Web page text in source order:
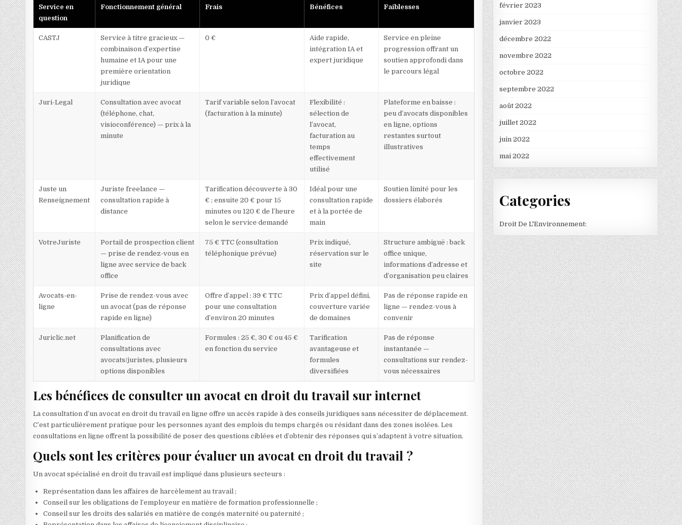
Service en
question
Fonctionnement général Frais Bénéfices Faiblesses
CASTJ
Service à titre gracieux —
combinaison d’expertise
humaine et IA pour une
première orientation
juridique
0 €
Aide rapide,
intégration IA et
expert juridique
Service en pleine
progression offrant un
soutien approfondi dans
le parcours légal
Juri-Legal
Consultation avec avocat
(téléphone, chat,
visioconférence) — prix à la
minute
Tarif variable selon l’avocat
(facturation à la minute)
Flexibilité :
sélection de
l’avocat,
facturation au
temps
effectivement
utilisé
Plateforme en baisse :
peu d’avocats disponibles
en ligne, options
restantes surtout
illustratives
Juste un
Renseignement
Juriste freelance —
consultation rapide à
distance
Tarification découverte à 30
€ ; ensuite 20 € pour 15
minutes ou 120 € de l’heure
selon le service demandé
Idéal pour une
consultation rapide
et à la portée de
main
Soutien limité pour les
dossiers élaborés
VotreJuriste
Portail de prospection client
— prise de rendez-vous en
ligne avec service de back
office
75 € TTC (consultation
téléphonique prévue)
Prix indiqué,
réservation sur le
site
Structure ambiguë : back
office unique,
informations d’adresse et
d’organisation peu claires
Avocats-en-
ligne
Prise de rendez-vous avec
un avocat (pas de réponse
rapide en ligne)
Offre d’appel : 39 € TTC
pour une consultation
d’environ 20 minutes
Prix d’appel défini,
couverture variée
de domaines
Pas de réponse rapide en
ligne — rendez-vous à
convenir
Juriclic.net
Planification de
consultations avec
avocats/juristes, plusieurs
options disponibles
Formules : 25 €, 30 € ou 45 €
en fonction du service
Tarification
avantageuse et
formules
diversifiées
Pas de réponse
instantanée —
consultations sur rendez-
vous nécessaires
Les bénéfices de consulter un avocat en droit du travail sur internet
La consultation d’un avocat en droit du travail en ligne offre un accès rapide à des conseils juridiques sans nécessiter de déplacement.
C’est particulièrement pratique pour les personnes ayant des emplois du temps chargés ou résidant dans des zones isolées. Les
consultations en ligne offrent la possibilité de poser des questions ciblées et d’obtenir des réponses qui s’adaptent à votre situation.
Quels sont les critères pour évaluer un avocat en droit du travail ?
Un avocat spécialisé en droit du travail est impliqué dans plusieurs secteurs :
Représentation dans les affaires de harcèlement au travail ;
Conseil sur les obligations de l’employeur en matière de formation professionnelle ;
Conseil sur les droits des salariés en matière de congés maternité ou paternité ;
février 2023
janvier 2023
décembre 2022
novembre 2022
octobre 2022
septembre 2022
août 2022
juillet 2022
juin 2022
mai 2022
Categories
Droit De L'Environnement: